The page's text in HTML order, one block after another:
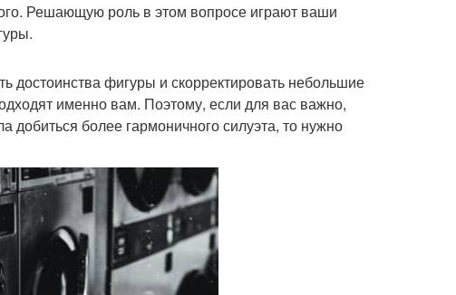
Решающую роль в этом вопросе играют ваши
фигуры и скорректировать небольшие
именно вам. Поэтому, если для вас важно,
более гармоничного силуэта, то нужно